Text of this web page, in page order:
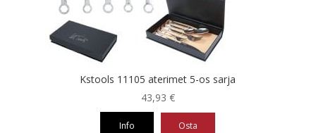
Kstools 11105 aterimet 5-os sarja
43,93 €
Info Osta